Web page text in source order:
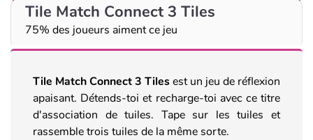
Tile Match Connect 3 Tiles
75% des joueurs aiment ce jeu
Tile Match Connect 3 Tilesest un jeu de réflexion
apaisant. Détends-toi et recharge-toi avec ce titre
d'association de tuiles. Tape sur les tuiles et
rassemble trois tuiles de la même sorte.